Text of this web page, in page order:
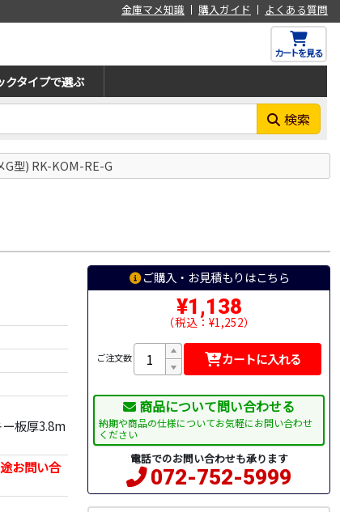
金庫マメ知識 購入ガイド よくある質問
カートを見る
クタイプで選ぶ
検索
G型) RK-KOM-RE-G
板厚3.8m
お問い合
ご購入・お見積もりはこちら
¥1,138
（税込：¥1,252）
ご注文数 カートに入れる
商品について問い合わせる
納期や商品の仕様についてお気軽にお問い合わせ
ください
電話でのお問い合わせも承ります
072-752-5999